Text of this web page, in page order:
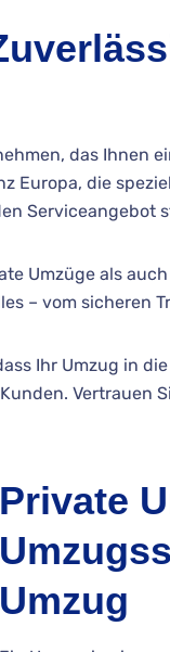
das Ihnen
Europa, die
Umzüge als auch
– vom
Ihr Umzug in
Vertrauen
Private
Umzug